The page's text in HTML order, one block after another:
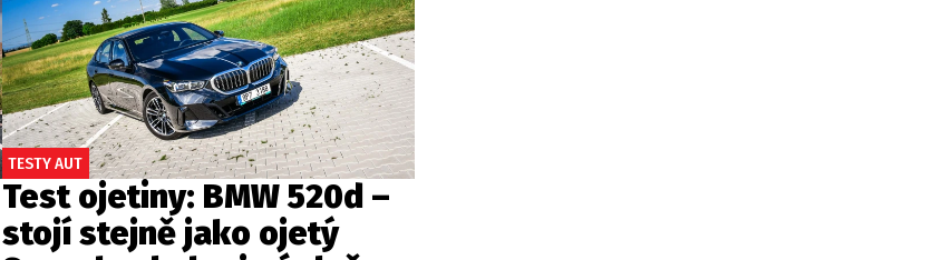
TESTY AUT
Test ojetiny: BMW 520d –
stojí stejně jako ojetý